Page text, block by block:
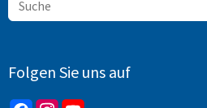
Folgen Sie uns auf